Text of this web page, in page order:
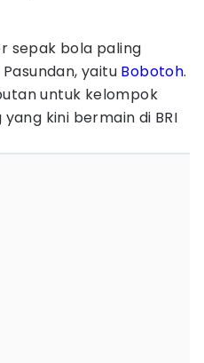
sepak bola paling
yaitu Bobotoh.
untuk kelompok
kini bermain di BRI